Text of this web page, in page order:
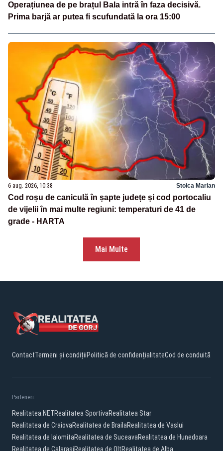
Operațiunea de pe brațul Bala intră în faza decisivă.
Prima barjă ar putea fi scufundată la ora 15:00
6 aug. 2026, 10:38 Stoica Marian
Cod roșu de caniculă în șapte județe și cod portocaliu
de vijelii în mai multe regiuni: temperaturi de 41 de
grade - HARTA
Mai Multe
ContactTermeni și condițiiPolitică de confidențialitateCod de conduită
Parteneri:
Realitatea.NETRealitatea SportivaRealitatea Star
Realitatea de CraiovaRealitatea de BrailaRealitatea de Vaslui
Realitatea de IalomitaRealitatea de SuceavaRealitatea de Hunedoara
Realitatea de CalarasiRealitatea de OltRealitatea de Alba